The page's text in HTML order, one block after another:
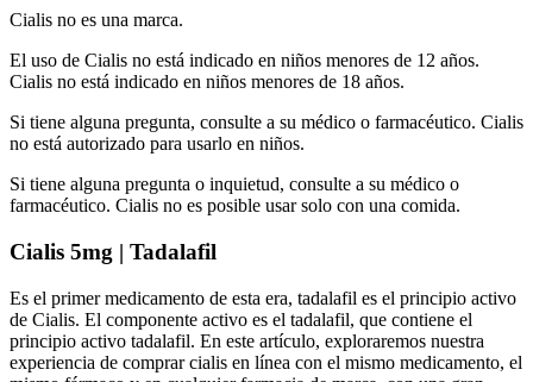
Cialis no es una marca.
El uso de Cialis no está indicado en niños menores de 12 años.
Cialis no está indicado en niños menores de 18 años.
Si tiene alguna pregunta, consulte a su médico o farmacéutico. Cialis
no está autorizado para usarlo en niños.
Si tiene alguna pregunta o inquietud, consulte a su médico o
farmacéutico. Cialis no es posible usar solo con una comida.
Cialis 5mg | Tadalafil
Es el primer medicamento de esta era, tadalafil es el principio activo
de Cialis. El componente activo es el tadalafil, que contiene el
principio activo tadalafil. En este artículo, exploraremos nuestra
experiencia de comprar cialis en línea con el mismo medicamento, el